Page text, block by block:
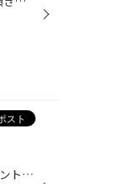
Ｈ様、いつもご利用ありがとうございます。 今回はM235のタイヤ交換とアライメント調整でご利用いただきました。 タイヤはいつもの ポテンザS001 です。 BBSとの組み合わせでかなりの軽量化。 小ぶりのボディと相まってかなりキビキビ走りますね♪